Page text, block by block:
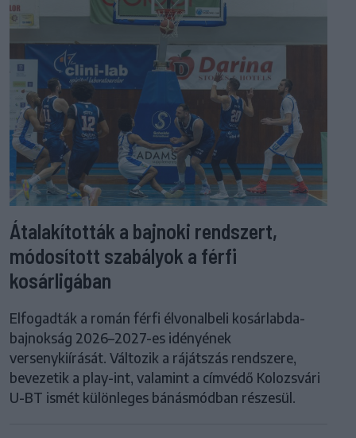
Átalakították a bajnoki rendszert,
módosított szabályok a férfi
kosárligában
Elfogadták a román férfi élvonalbeli kosárlabda-
bajnokság 2026–2027-es idényének
versenykiírását. Változik a rájátszás rendszere,
bevezetik a play-int, valamint a címvédő Kolozsvári
U-BT ismét különleges bánásmódban részesül.